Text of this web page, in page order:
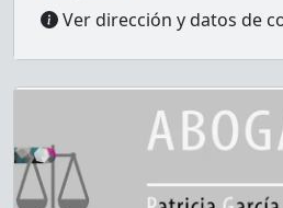
Ver dirección y datos de